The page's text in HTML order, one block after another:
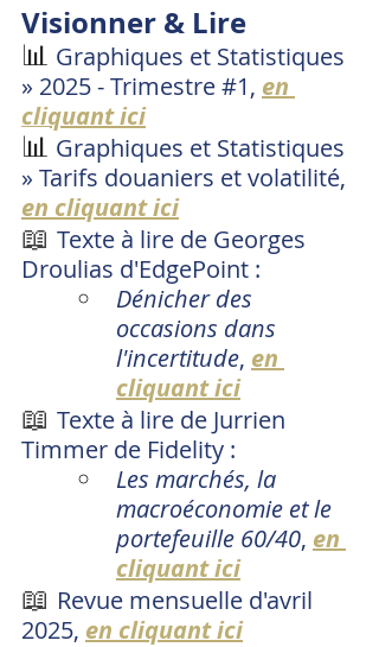
Visionner & Lire
📊 Graphiques et Statistiques
» 2025 - Trimestre #1, en
cliquant ici
📊 Graphiques et Statistiques
» Tarifs douaniers et volatilité,
en cliquant ici
📖 Texte à lire de Georges
Droulias d'EdgePoint :
Dénicher des
occasions dans
l'incertitude, en
cliquant ici
📖 Texte à lire de Jurrien
Timmer de Fidelity :
Les marchés, la
macroéconomie et le
portefeuille 60/40, en
cliquant ici
📖 Revue mensuelle d'avril
2025, en cliquant ici